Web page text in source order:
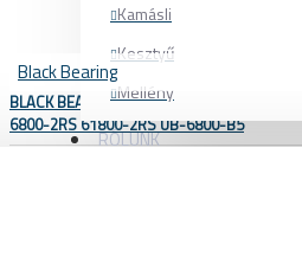
Kamásli
Kesztyű
Mellény
Mez
RÓLUNK
Black Bearing
BLACK BEARING CSAPÁGY 10 × 19 × 5 MM B5
6800-2RS 61800-2RS UB-6800-B5